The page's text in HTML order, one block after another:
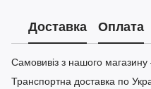
Доставка Оплата
Самовивіз з нашого
Транспортна доставка по